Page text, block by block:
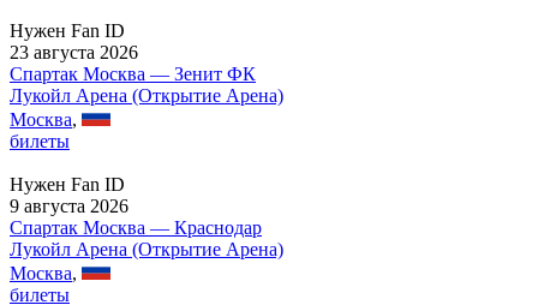
Нужен Fan ID
23 августа 2026
Спартак Москва — Зенит ФК
Лукойл Арена (Открытие Арена)
Москва,
билеты
Нужен Fan ID
9 августа 2026
Спартак Москва — Краснодар
Лукойл Арена (Открытие Арена)
Москва,
билеты